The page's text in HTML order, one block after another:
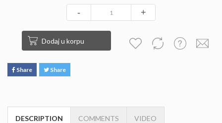
- +
Dodaj u korpu
Share Share
DESCRIPTION COMMENTS VIDEO